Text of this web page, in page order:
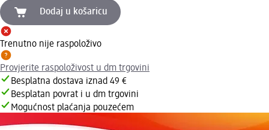
Dodaj u košaricu
Trenutno nije raspoloživo
Provjerite raspoloživost u dm trgovini
Besplatna dostava iznad 49 €
Besplatan povrat i u dm trgovini
Mogućnost plaćanja pouzećem